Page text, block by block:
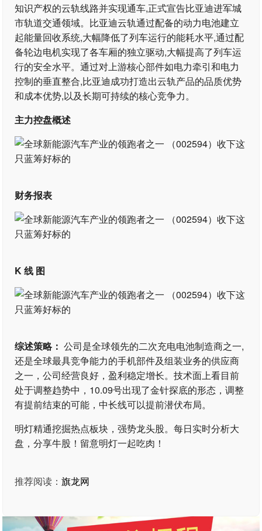
知识产权的云轨线路并实现通车,正式宣告比亚迪进军城
市轨道交通领域。比亚迪云轨通过配备的动力电池建立
起能量回收系统,大幅降低了列车运行的能耗水平,通过配
备轮边电机实现了各车厢的独立驱动,大幅提高了列车运
行的安全水平。通过对上游核心部件如电力牵引和电力
控制的垂直整合,比亚迪成功打造出云轨产品的品质优势
和成本优势,以及长期可持续的核心竞争力。
主力控盘概述
财务报表
K 线 图
综述策略：公司是全球领先的二次充电电池制造商之一,
还是全球最具竞争能力的手机部件及组装业务的供应商
之一，公司经营良好，盈利稳定增长。技术面上看目前
处于调整趋势中，10.09号出现了金针探底的形态，调整
有提前结束的可能，中长线可以提前潜伏布局。
明灯精通挖掘热点板块，强势龙头股。每日实时分析大
盘，分享牛股！留意明灯一起吃肉！
推荐阅读：旗龙网